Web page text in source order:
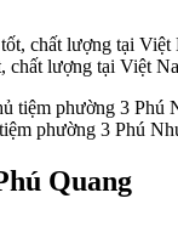
chất lượng tại Việt
phường 3 Phú
Quang